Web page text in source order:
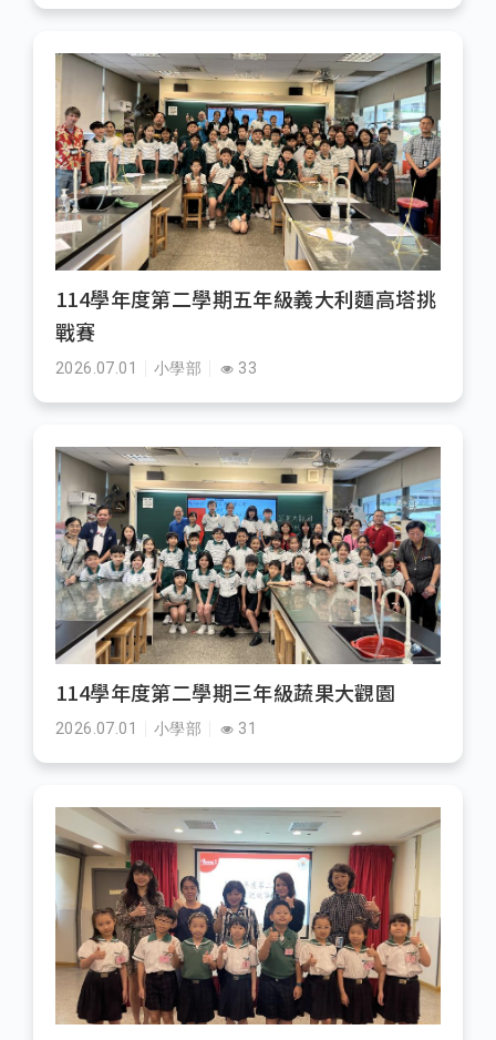
114學年度第二學期五年級義大利麵高塔挑
戰賽
2026.07.01 小學部 33
114學年度第二學期三年級蔬果大觀園
2026.07.01 小學部 31